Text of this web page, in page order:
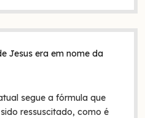
Jesus era em nome da
segue a fórmula que
ressuscitado, como é